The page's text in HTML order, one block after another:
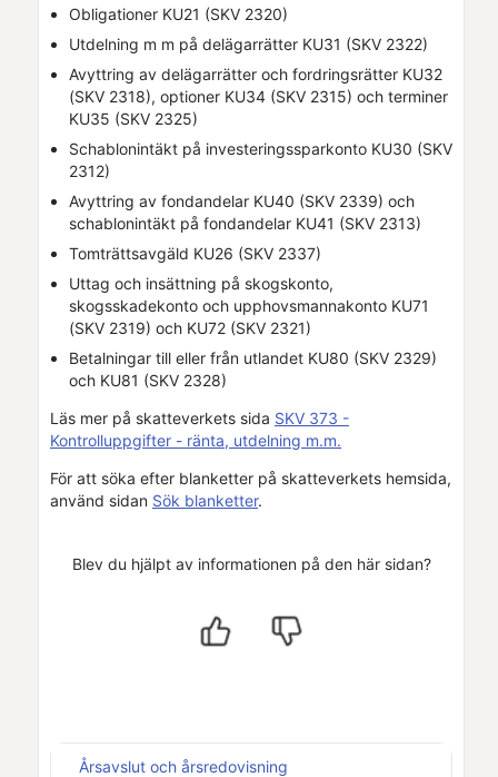
Obligationer KU21 (SKV 2320)
Utdelning m m på delägarrätter KU31 (SKV 2322)
Avyttring av delägarrätter och fordringsrätter KU32
(SKV 2318), optioner KU34 (SKV 2315) och terminer
KU35 (SKV 2325)
Schablonintäkt på investeringssparkonto KU30 (SKV
2312)
Avyttring av fondandelar KU40 (SKV 2339) och
schablonintäkt på fondandelar KU41 (SKV 2313)
Tomträttsavgäld KU26 (SKV 2337)
Uttag och insättning på skogskonto,
skogsskadekonto och upphovsmannakonto KU71
(SKV 2319) och KU72 (SKV 2321)
Betalningar till eller från utlandet KU80 (SKV 2329)
och KU81 (SKV 2328)
Läs mer på skatteverkets sida SKV 373 -
Kontrolluppgifter - ränta, utdelning m.m.
För att söka efter blanketter på skatteverkets hemsida,
använd sidan Sök blanketter.
Blev du hjälpt av informationen på den här sidan?
Årsavslut och årsredovisning